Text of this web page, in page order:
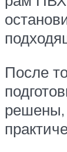
После
решены,